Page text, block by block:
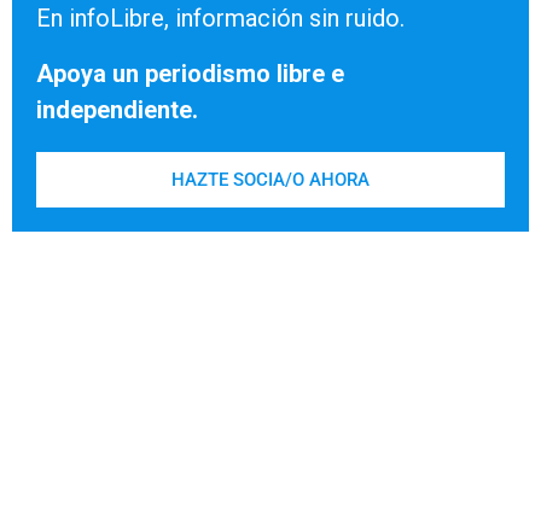
En infoLibre, información sin ruido.
Apoya un periodismo libre e
independiente.
HAZTE SOCIA/O AHORA